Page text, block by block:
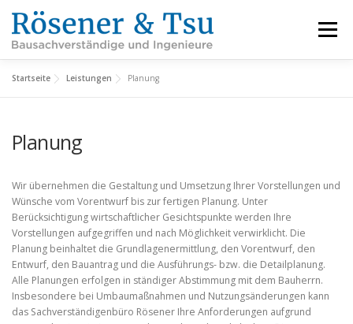
Inhalt
springen
Menü
INFORMATIONEN
KONTAKT
Startseite Leistungen Planung
Planung
Wir übernehmen die Gestaltung und Umsetzung Ihrer Vorstellungen und
Wünsche vom Vorentwurf bis zur fertigen Planung. Unter
Berücksichtigung wirtschaftlicher Gesichtspunkte werden Ihre
Vorstellungen aufgegriffen und nach Möglichkeit verwirklicht. Die
Planung beinhaltet die Grundlagenermittlung, den Vorentwurf, den
Entwurf, den Bauantrag und die Ausführungs- bzw. die Detailplanung.
Alle Planungen erfolgen in ständiger Abstimmung mit dem Bauherrn.
Insbesondere bei Umbaumaßnahmen und Nutzungsänderungen kann
das Sachverständigenbüro Rösener Ihre Anforderungen aufgrund